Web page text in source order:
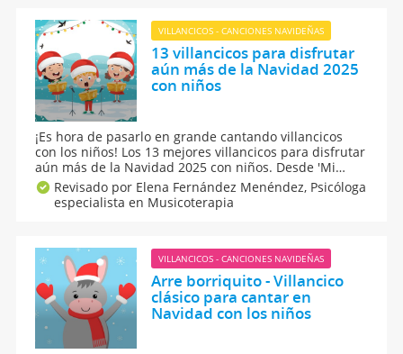
VILLANCICOS - CANCIONES NAVIDEÑAS
13 villancicos para disfrutar
aún más de la Navidad 2025
con niños
¡Es hora de pasarlo en grande cantando villancicos
con los niños! Los 13 mejores villancicos para disfrutar
aún más de la Navidad 2025 con niños. Desde 'Mi
burrito Sabanero' o 'Campana sobre Campana' a otras
canciones navideñas en inglés. ¡Saca la pandereta que
empezamos!
Revisado por Elena Fernández Menéndez, Psicóloga
especialista en Musicoterapia
VILLANCICOS - CANCIONES NAVIDEÑAS
Arre borriquito - Villancico
clásico para cantar en
Navidad con los niños